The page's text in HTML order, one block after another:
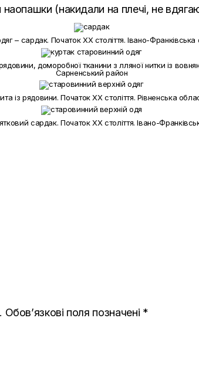
(накидали на плечі, не
– сардак. Початок ХХ століття. Івано-
доморобної тканини з лляної нитки із
Сарненський район
із рядовини. Початок ХХ століття. Рівненська
сардак. Початок ХХ століття. Івано-
Обов’язкові поля позначені *